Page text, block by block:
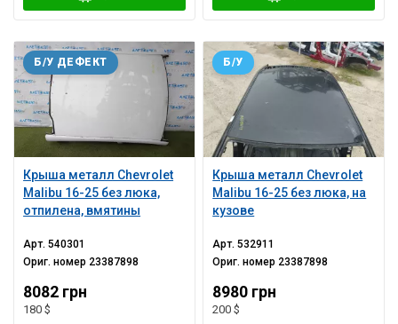
Крыша металл Chevrolet
Malibu 16-25 без люка,
отпилена, вмятины
Б/У ДЕФЕКТ
Арт.540301
Ориг. номер 23387898
8082 грн
180 $
Крыша металл Chevrolet
Malibu 16-25 без люка, на
кузове
Б/У
Арт.532911
Ориг. номер 23387898
8980 грн
200 $